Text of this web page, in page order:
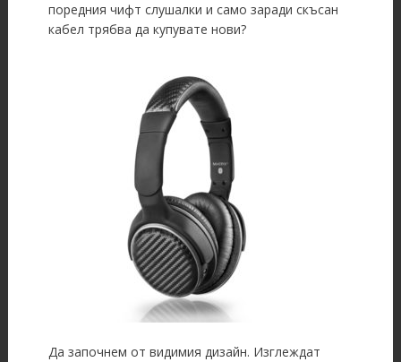
поредния чифт слушалки и само заради скъсан
кабел трябва да купувате нови?
Да започнем от видимия дизайн. Изглеждат